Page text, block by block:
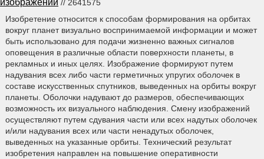
// 2641575
Изобретение относится к способам формирования на орбитах
вокруг планет визуально воспринимаемой информации и может
быть использовано для подачи жизненно важных сигналов
оповещения в различные области поверхности планеты, в
рекламных и иных целях. Изображение формируют путем
надувания всех либо части герметичных упругих оболочек в
составе искусственных спутников, выведенных на орбиты вокруг
планеты. Оболочки надувают до размеров, обеспечивающих
возможность их визуального наблюдения. Смену изображений
осуществляют путем сдувания части или всех надутых оболочек
и/или надувания всех или части ненадутых оболочек,
выведенных на указанные орбиты. Технический результат
изобретения направлен на повышение оперативности